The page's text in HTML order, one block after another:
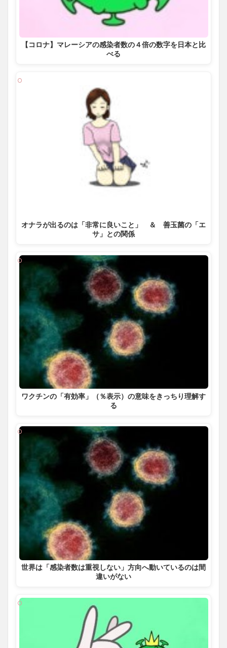
【コロナ】マレーシアの感染者数の４倍の数字を日本と比
べる
オナラが出るのは「非常に良いこと」 ＆ 善玉菌の「エ
サ」との関係
ワクチンの「有効率」（％表示）の意味をきっちり理解す
る
世界は「感染者数は重視しない」方向へ動いているのは間
違いがない